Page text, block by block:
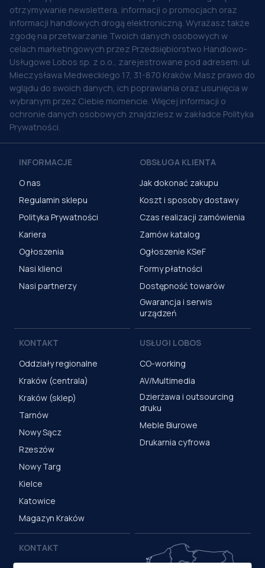
otrzymywanie newslettera, informacji o promocjach oraz
informacji handlowych drogą elektroniczną. Wyrażasz także
zgodę na przetwarzanie Twoich danych osobowych w
celach marketingowych przez Przedsiębiorstwo Handlowo-
Usługowe Lobos sp. z o.o., zarejestrowane pod adresem: ul.
Mieczysława Medweckiego 17, 31-870 Kraków. Masz prawo do
wglądu do swoich danych, ich poprawiania oraz usunięcia w
wybranym przez Ciebie momencie. Więcej informacji o
ochronie danych osobowych znajdziesz w zakładce Polityka
Prywatności.
INFORMACJE
O nas
Regulamin sklepu
Polityka Prywatności
Kariera
Ogłoszenia
Nasi klienci
Nasi partnerzy
OBSŁUGA KLIENTA
Jak dokonać zakupu
Koszt i sposoby dostawy
Czas realizacji zamówienia
Zamów katalog
Ogłoszenie KSeF
Formy płatności
Dostępność towarów
Gwarancja i serwis
urządzeń
KONTAKT
Oddziały regionalne
Kraków (centrala)
Kraków (sklep)
Tarnów
Nowy Sącz
Rzeszów
Nowy Targ
Kielce
Katowice
Magazyn Kraków
USŁUGI LOBOS
CO-working
AV/Multimedia
Dzierżawa i outsourcing
druku
Meble Biurowe
Drukarnia cyfrowa
KONTAKT